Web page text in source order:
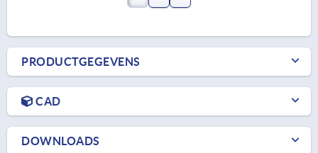
PRODUCTGEGEVENS
CAD
DOWNLOADS